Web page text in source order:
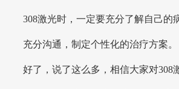
308激光时，一定要充分了解自己的
充分沟通，制定个性化的治疗方案。
好了，说了这么多，相信大家对308